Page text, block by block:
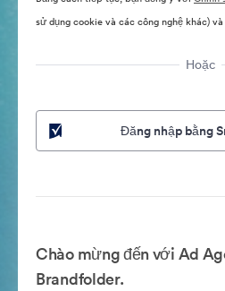
sử dụng cookie và các công nghệ khác) và
Hoặc
Đăng nhập bằng
Chào mừng đến với Ad
Brandfolder.